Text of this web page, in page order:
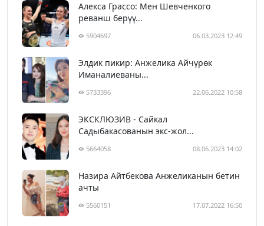
Алекса Грассо: Мен Шевченкого
реванш берүү...
5904697 06.03.2023 12:49
Элдик пикир: Анжелика Айчүрөк
Иманалиеваны...
5733396 22.06.2022 10:58
ЭКСКЛЮЗИВ - Сайкал
Садыбакасованын экс-жол...
5664058 08.06.2023 14:02
Назира Айтбекова Анжеликанын бетин
ачты
5560151 17.07.2022 16:50